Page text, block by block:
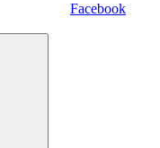
Facebook